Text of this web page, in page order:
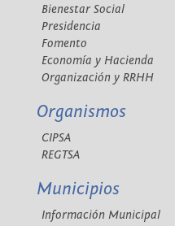
Bienestar Social
Presidencia
Fomento
Economía y Hacienda
Organización y RRHH
Organismos
CIPSA
REGTSA
Municipios
Información Municipal